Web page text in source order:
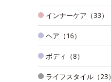
インナーケア（33）
ヘア（16）
ボディ（8）
ライフスタイル（23）